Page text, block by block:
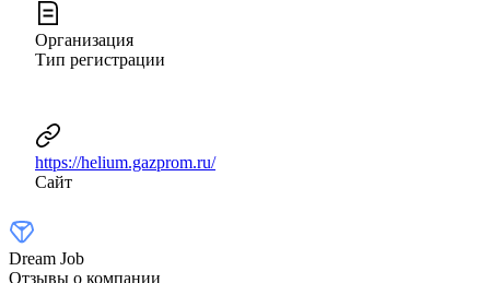
Организация
Тип регистрации
https://helium.gazprom.ru/
Сайт
Dream Job
Отзывы о компании